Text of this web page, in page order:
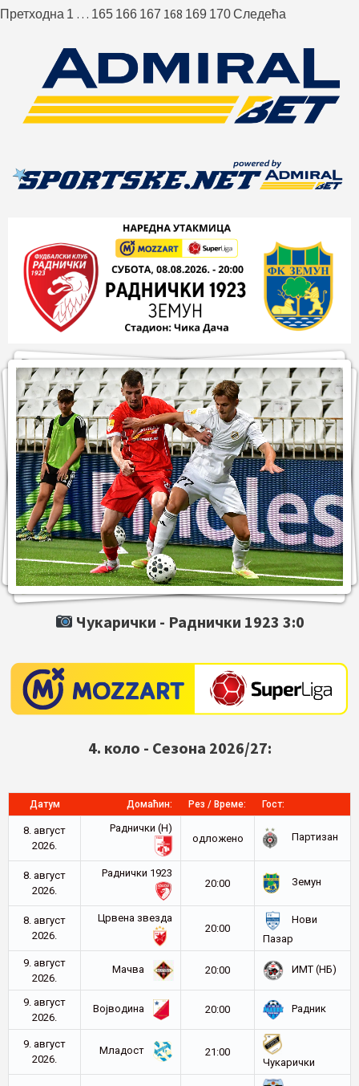
Пагинација
чланака
Претходна 1 … 165 166 167 168 169 170Следећа
Чукарички - Раднички 1923 3:0
4. коло - Сезона 2026/27:
Датум Домаћин: Рез / Време: Гост:
8. август
2026.
Раднички (Н)
oдложено
Партизан
8. август
2026.
Раднички 1923
20:00
Земун
8. август
2026.
Црвена звезда
20:00
Нови
Пазар
9. август
2026.
Мачва 20:00 ИМТ (НБ)
9. август
2026.
Војводина 20:00 Радник
9. август
2026.
Младост
21:00
Чукарички